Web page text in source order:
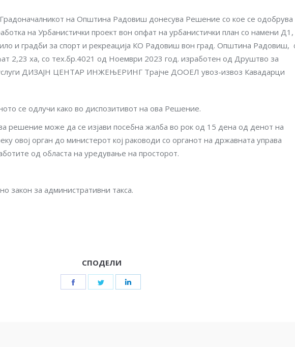
на Општина Радовиш донесува Решение со кое се одобрува
на Урбанистички проект вон опфат на урбанистички план со намени Д1,
и градби за спорт и рекреација КО Радовиш вон град. Општина Радовиш,
2,23 ха, со тех.бр.4021 од Ноември 2023 год. изработен од Друштво за
услуги ДИЗАЈН ЦЕНТАР ИНЖЕЊЕРИНГ Трајче ДООЕЛ увоз-извоз Кавадарци
се одлучи како во диспозитивот на ова Решение.
може да се изјави посебна жалба во рок од 15 дена од денот на
овој орган до министерот кој раководи со органот на државната управа
од областа на уредување на просторот.
закон за административни такса.
СПОДЕЛИ
Share
Share